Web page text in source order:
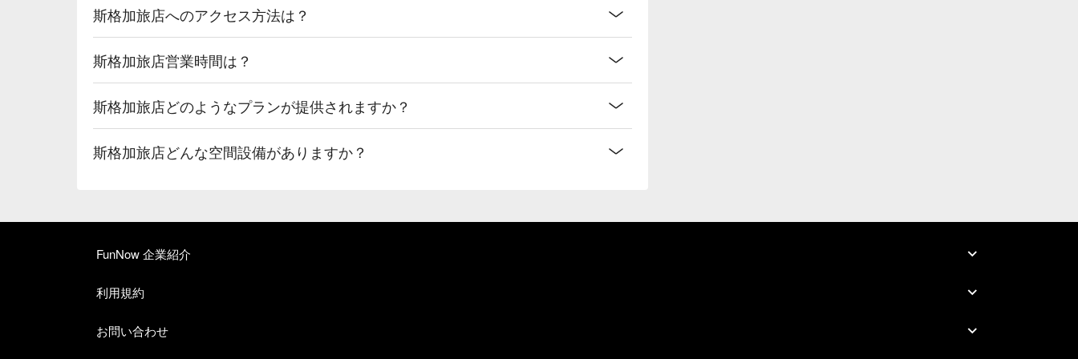
斯格加旅店へのアクセス方法は？
斯格加旅店営業時間は？
斯格加旅店どのようなプランが提供されますか？
斯格加旅店どんな空間設備がありますか？
FunNow 企業紹介
利用規約
お問い合わせ